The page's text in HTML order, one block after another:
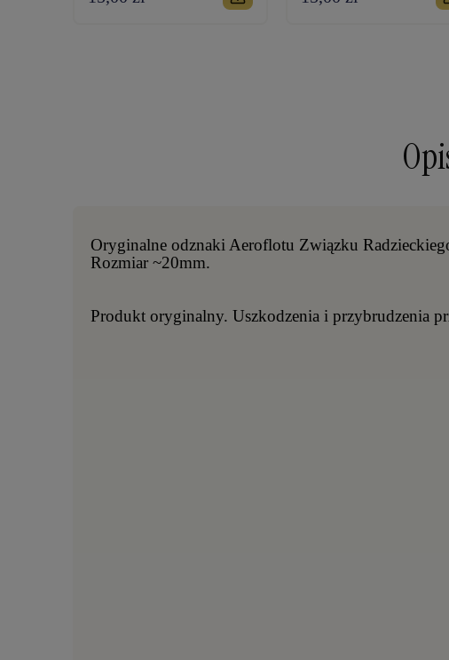
Oryginalne odznaki Aeroflotu Związku
Rozmiar ~20mm.
Produkt oryginalny. Uszkodzenia i przybrudzenia